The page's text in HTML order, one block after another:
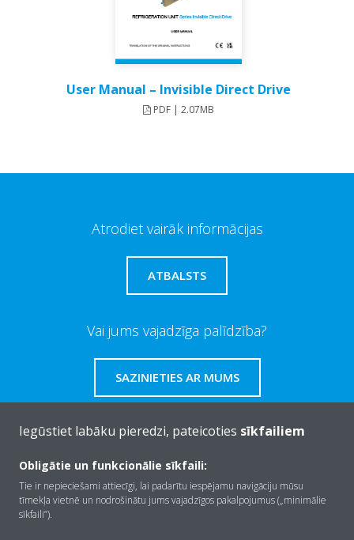
User Manual – Invisible Direct Drive​
PDF | 2.07MB
Atrodiet vairāk informācijas
ATBALSTS
Vai jums vajadzīga palīdzība?
SAZINIETIES AR MUMS
Par Daikin
Iegūstiet labāku pieredzi, pateicoties sīkfailiem
Obligātie un funkcionālie sīkfaili:
Tie ir nepieciešami attiecīgi, lai padarītu iespējamu navigāciju mūsu
tīmekļa vietnē un nodrošinātu jums vajadzīgos pakalpojumus („minimālie
sīkfaili”).